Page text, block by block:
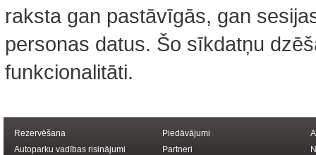
raksta gan pastāvīgās, gan
personas datus. Šo sīkdatņu
funkcionalitāti.
Rezervēšana Piedāvājumi
Autoparku vadības risinājumi
Partneri